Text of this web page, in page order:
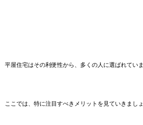
平屋住宅はその利便性から、多くの人に選ばれていま
ここでは、特に注目すべきメリットを見ていきましょ